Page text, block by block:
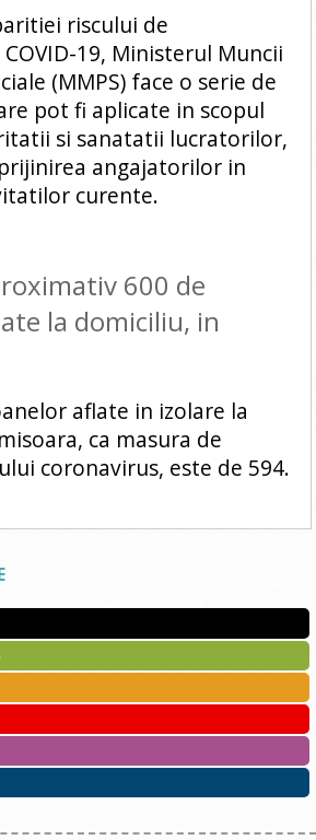
riscului de
19, Ministerul Muncii
(MMPS) face o serie de
pot fi aplicate in scopul
si sanatatii lucratorilor,
angajatorilor in
curente.
600 de
la domiciliu, in
aflate in izolare la
ca masura de
coronavirus, este de 594.